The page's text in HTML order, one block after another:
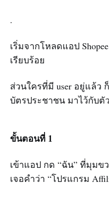
.
เริ่มจากโหลดแอป
เรียบร้อย
ส่วนใครที่มี user อยู่แล้ว
บัตรประชาชน มาไว้กับตั
ขั้นตอนที่ 1
เข้าแอป กด “ฉัน” ที่มุมข
เจอคำว่า “โปรแกรม